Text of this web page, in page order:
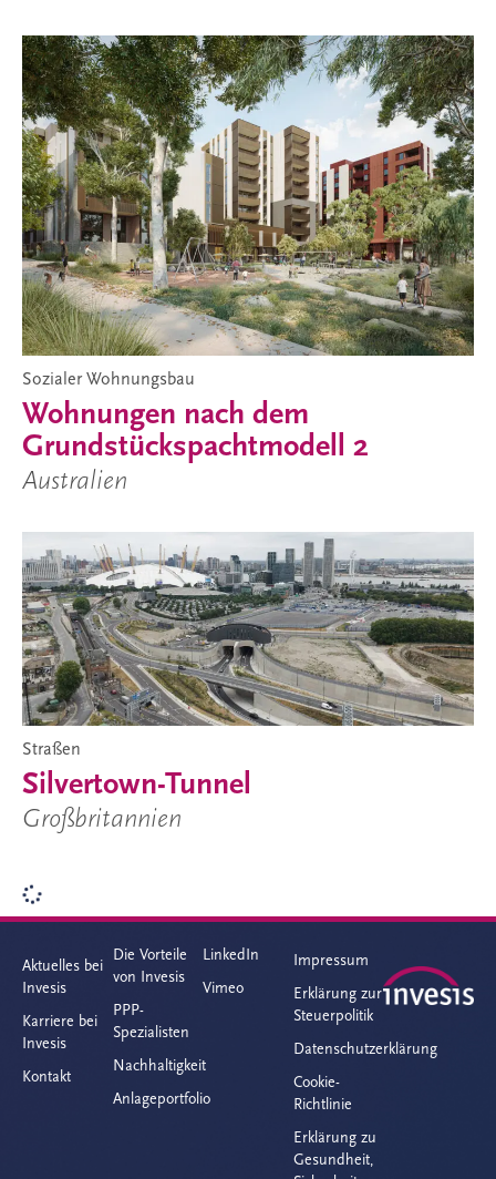
Sozialer Wohnungsbau
Wohnungen nach dem
Grundstückspachtmodell 2
Australien
Straßen
Silvertown-Tunnel
Großbritannien
Schiene